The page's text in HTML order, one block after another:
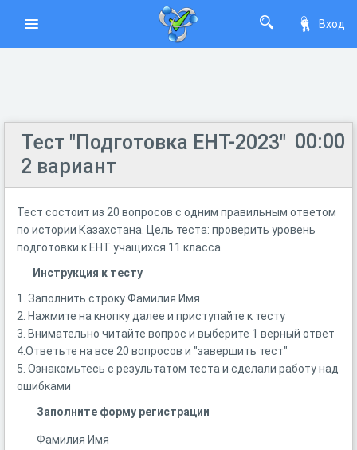
Вход
00:00
Тест "Подготовка ЕНТ-2023"
2 вариант
Тест состоит из 20 вопросов с одним правильным ответом
по истории Казахстана. Цель теста: проверить уровень
подготовки к ЕНТ учащихся 11 класса
Инструкция к тесту
1. Заполнить строку Фамилия Имя
2. Нажмите на кнопку далее и приступайте к тесту
3. Внимательно читайте вопрос и выберите 1 верный ответ
4.Ответьте на все 20 вопросов и "завершить тест"
5. Ознакомьтесь с результатом теста и сделали работу над
ошибками
Заполните форму регистрации
Фамилия Имя